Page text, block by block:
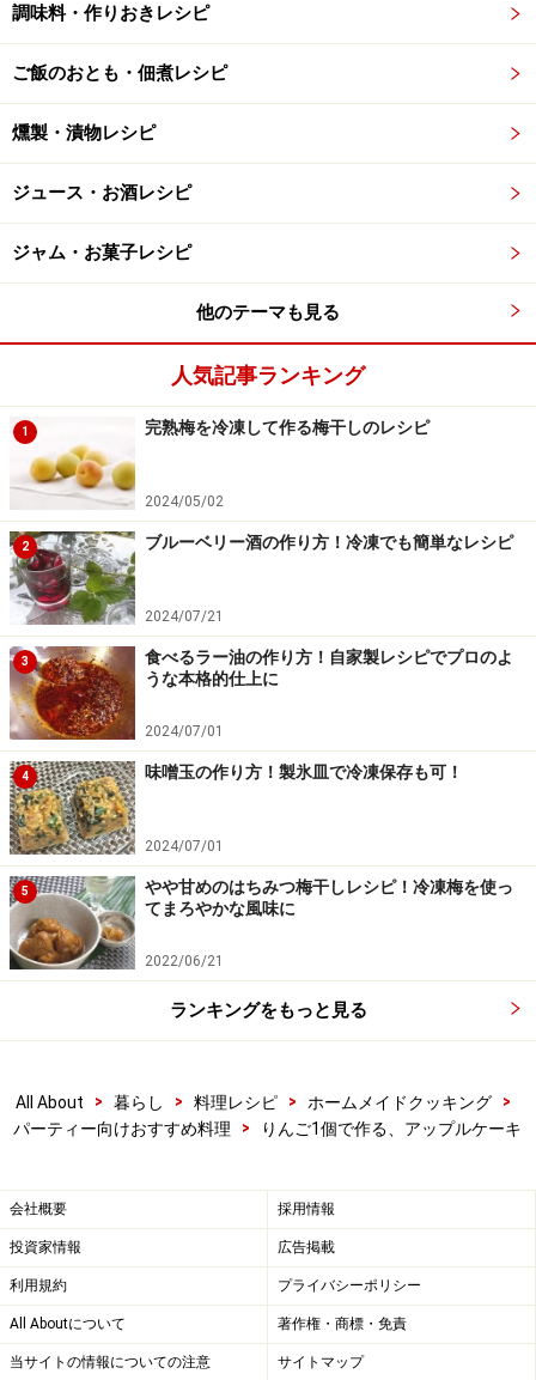
調味料・作りおきレシピ
ご飯のおとも・佃煮レシピ
燻製・漬物レシピ
ジュース・お酒レシピ
ジャム・お菓子レシピ
他のテーマも見る
人気記事ランキング
1 完熟梅を冷凍して作る梅干しのレシピ
2024/05/02
2 ブルーベリー酒の作り方！冷凍でも簡単なレシピ
2024/07/21
3
食べるラー油の作り方！自家製レシピでプロのよ
うな本格的仕上に
2024/07/01
4 味噌玉の作り方！製氷皿で冷凍保存も可！
2024/07/01
5
やや甘めのはちみつ梅干しレシピ！冷凍梅を使っ
てまろやかな風味に
2022/06/21
ランキングをもっと見る
All About > 暮らし > 料理レシピ > ホームメイドクッキング
>
パーティー向けおすすめ料理
> りんご1個で作る、アップルケーキ
会社概要 採用情報
投資家情報 広告掲載
利用規約 プライバシーポリシー
All Aboutについて 著作権・商標・免責
当サイトの情報についての注意 サイトマップ